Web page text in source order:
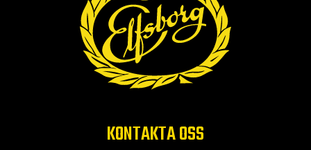
KONTAKTA OSS